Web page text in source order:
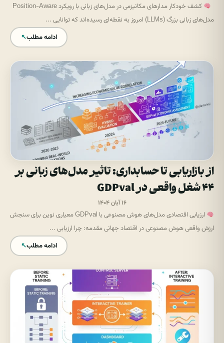
کشف خودکار مدارهای مکانیزمی در مدل‌های زبانی با رویکرد Position-Aware
مدل‌های زبانی بزرگ (LLMs) امروز به نقطه‌ای رسیده‌اند که توانایی ...
ادامه مطلب↖
از بازاریابی تا حسابداری: تاثیر مدل‌های زبانی بر
۴۴ شغل واقعی در GDPval
۱۶ آبان ۱۴۰۴
ارزیابی اقتصادی مدل‌های هوش مصنوعی با GDPval معیاری نوین برای سنجش
ارزش واقعی هوش مصنوعی در اقتصاد جهانی مقدمه: چرا ارزیابی ...
ادامه مطلب↖